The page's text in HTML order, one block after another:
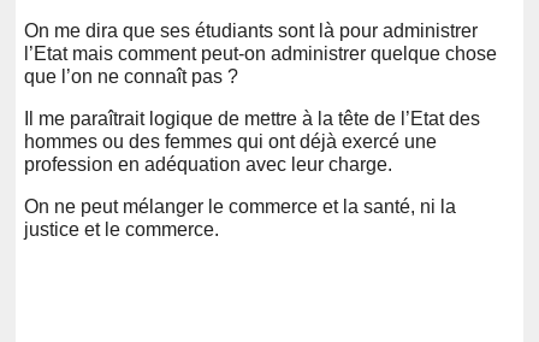
On me dira que ses étudiants sont là pour administrer
l’Etat mais comment peut-on administrer quelque chose
que l’on ne connaît pas ?
Il me paraîtrait logique de mettre à la tête de l’Etat des
hommes ou des femmes qui ont déjà exercé une
profession en adéquation avec leur charge.
On ne peut mélanger le commerce et la santé, ni la
justice et le commerce.